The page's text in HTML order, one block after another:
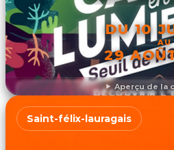
Aperçu de la
DU 10
AU
29
DÉCOUVRIR
Saint-félix-lauragais